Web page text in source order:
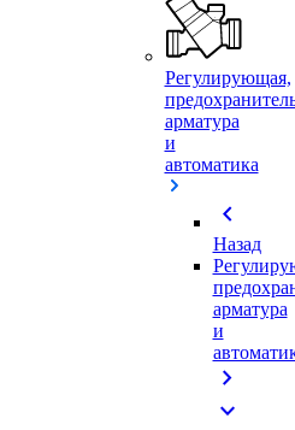
Регулирующая,
арматура
и
автоматика
chevron_left
Назад
арматура
и
chevron_right
expand_more